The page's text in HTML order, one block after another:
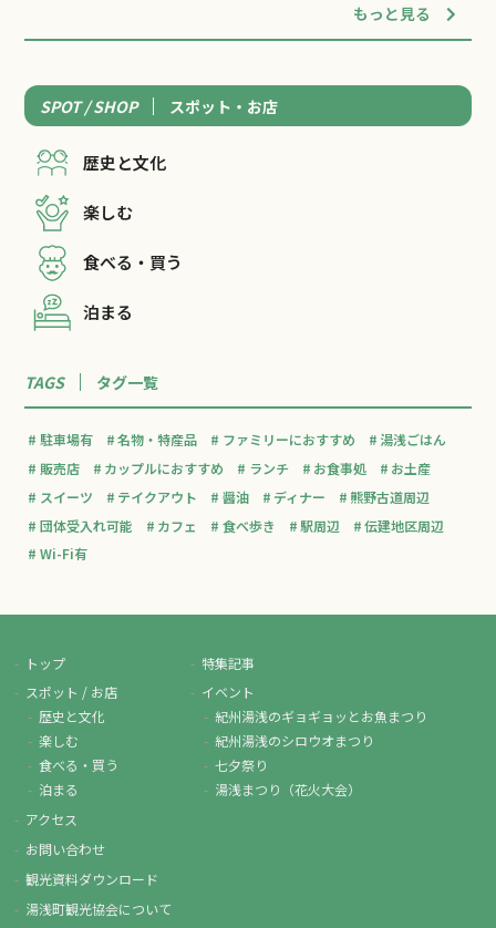
もっと見る
SPOT / SHOP スポット・お店
歴史と文化
楽しむ
食べる・買う
泊まる
TAGS タグ一覧
駐車場有 名物・特産品 ファミリーにおすすめ
湯浅ごはん
販売店
カップルにおすすめ ランチ お食事処
お土産
スイーツ
テイクアウト 醤油 ディナー
熊野古道周辺
団体受入れ可能
カフェ 食べ歩き 駅周辺
伝建地区周辺
Wi-Fi有
トップ
スポット / お店
歴史と文化
楽しむ
食べる・買う
泊まる
特集記事
イベント
紀州湯浅のギョギョッとお魚まつり
紀州湯浅のシロウオまつり
七夕祭り
湯浅まつり（花火大会）
アクセス
お問い合わせ
観光資料ダウンロード
湯浅町観光協会について